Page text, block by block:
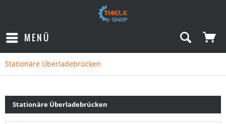
MENÜ
Stationäre Überladebrücken
Stationäre Überladebrücken